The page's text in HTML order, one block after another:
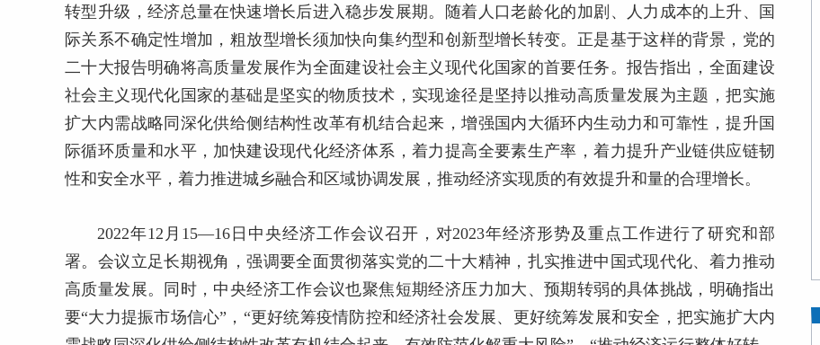
转型升级，经济总量在快速增长后进入稳步发展期。随着人口老龄化的加剧、人力成本的上升、国
际关系不确定性增加，粗放型增长须加快向集约型和创新型增长转变。正是基于这样的背景，党的
二十大报告明确将高质量发展作为全面建设社会主义现代化国家的首要任务。报告指出，全面建设
社会主义现代化国家的基础是坚实的物质技术，实现途径是坚持以推动高质量发展为主题，把实施
扩大内需战略同深化供给侧结构性改革有机结合起来，增强国内大循环内生动力和可靠性，提升国
际循环质量和水平，加快建设现代化经济体系，着力提高全要素生产率，着力提升产业链供应链韧
性和安全水平，着力推进城乡融合和区域协调发展，推动经济实现质的有效提升和量的合理增长。
2022年12月15—16日中央经济工作会议召开，对2023年经济形势及重点工作进行了研究和部
署。会议立足长期视角，强调要全面贯彻落实党的二十大精神，扎实推进中国式现代化、着力推动
高质量发展。同时，中央经济工作会议也聚焦短期经济压力加大、预期转弱的具体挑战，明确指出
要“大力提振市场信心”，“更好统筹疫情防控和经济社会发展、更好统筹发展和安全，把实施扩大内